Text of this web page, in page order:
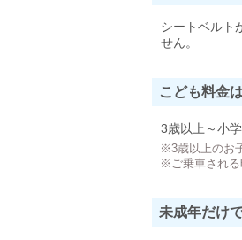
シートベルト
せん。
こども料金
3歳以上～小
※3歳以上のお
※ご乗車される
未成年だけ